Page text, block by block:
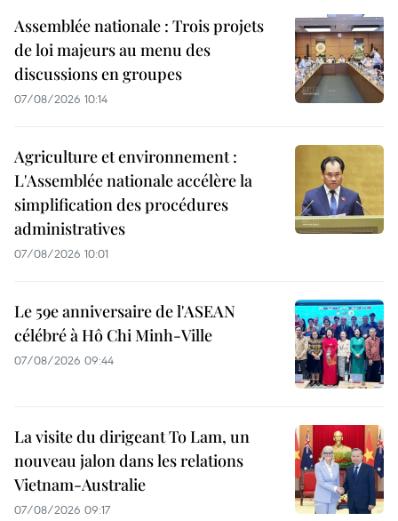
Assemblée nationale : Trois projets
de loi majeurs au menu des
discussions en groupes
07/08/2026 10:14
Agriculture et environnement :
L'Assemblée nationale accélère la
simplification des procédures
administratives
07/08/2026 10:01
Le 59e anniversaire de l'ASEAN
célébré à Hô Chi Minh-Ville
07/08/2026 09:44
La visite du dirigeant To Lam, un
nouveau jalon dans les relations
Vietnam-Australie
07/08/2026 09:17